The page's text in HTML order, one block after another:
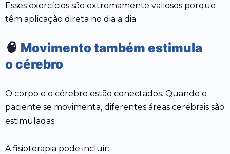
Esses exercícios são extremamente valiosos porque
têm aplicação direta no dia a dia.
🧠 Movimento também estimula
o cérebro
O corpo e o cérebro estão conectados. Quando o
paciente se movimenta, diferentes áreas cerebrais são
estimuladas.
A fisioterapia pode incluir: